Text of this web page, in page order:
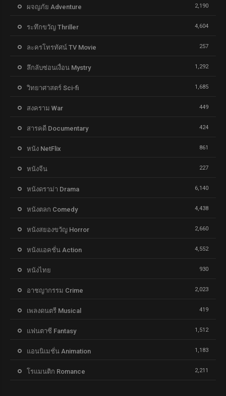
ผจญภัย Adventure 2,190
ระทึกขวัญ Thriller 4,604
ละครโทรทัศน์ TV Movie 257
ลึกลับซ่อนเงื่อน Mystry 1,292
วิทยาศาสตร์ Sci-fi 1,685
สงคราม War 449
สารคดี Documentary 424
หนัง NetFlix 861
หนังจีน 227
หนังดราม่า Drama 6,140
หนังตลก Comedy 4,438
หนังสยองขวัญ Horror 2,660
หนังแอคชั่น Action 4,552
หนังไทย 930
อาชญากรรม Crime 2,023
เพลงดนตรี Musical 419
แฟนตาซี Fantasy 1,512
แอนนิเมชั่น Animation 1,183
โรแมนติก Romance 2,211